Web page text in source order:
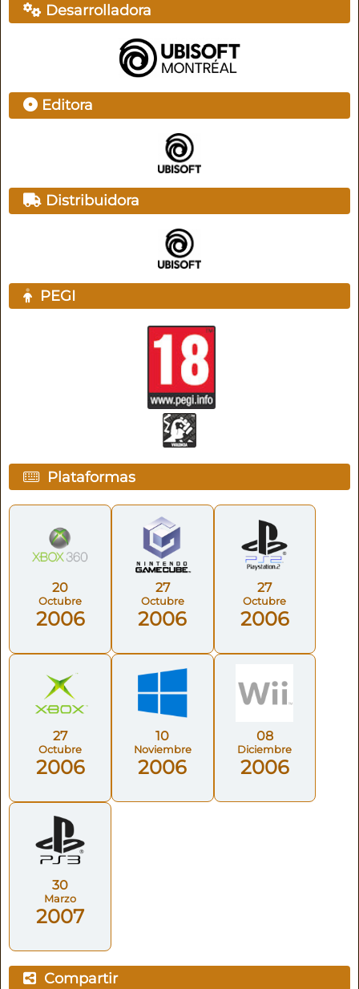
Desarrolladora
Editora
Distribuidora
PEGI
Plataformas
20
Octubre
2006
27
Octubre
2006
27
Octubre
2006
27
Octubre
2006
10
Noviembre
2006
08
Diciembre
2006
30
Marzo
2007
Compartir